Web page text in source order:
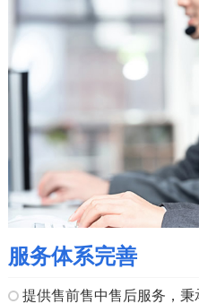
服务体系完善
提供售前售中售后服务，